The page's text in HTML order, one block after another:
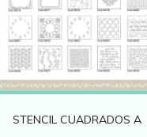
STENCIL CUADRADOS A